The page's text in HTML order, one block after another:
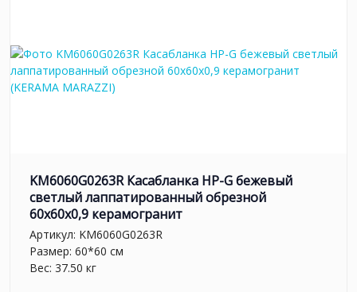
KM6060G0263R Касабланка HP-G бежевый
светлый лаппатированный обрезной
60x60x0,9 керамогранит
Артикул: KM6060G0263R
Размер: 60*60 см
Вес: 37.50 кг